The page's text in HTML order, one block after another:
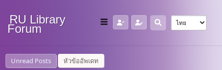
RU Library
Forum
Unread Posts หัวข้ออัพเดท